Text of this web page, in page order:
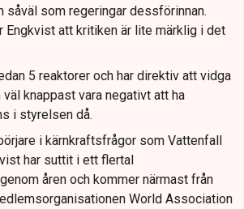
såväl som regeringar dessförinnan.
Engkvist att kritiken är lite märklig i det
5 reaktorer och har direktiv att vidga
knappast vara negativt att ha
i styrelsen då.
i kärnkraftsfrågor som Vattenfall
har suttit i ett flertal
åren och kommer närmast från
World Association